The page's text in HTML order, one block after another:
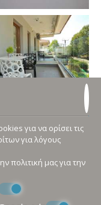
για να ορίσει τις
για λόγους
πολιτική μας για την